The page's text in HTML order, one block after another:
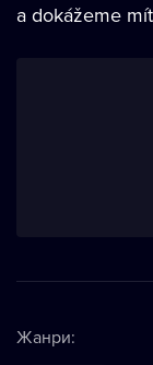
a dokážeme
Жанри: